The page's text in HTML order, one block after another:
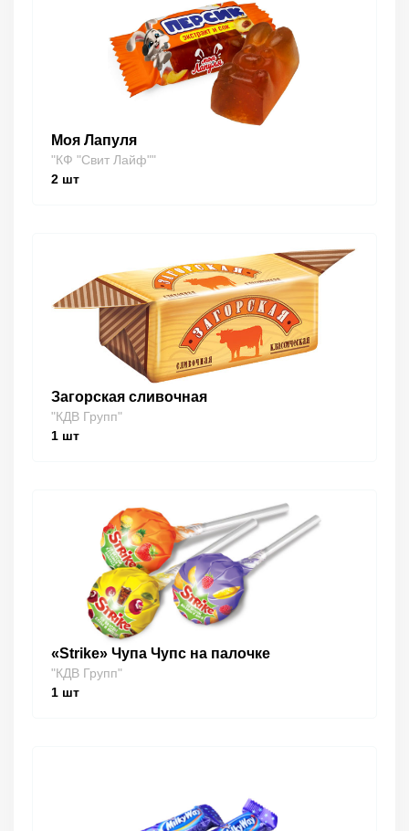
Моя Лапуля
"КФ "Свит Лайф""
2 шт
Загорская сливочная
"КДВ Групп"
1 шт
«Strike» Чупа Чупс на палочке
"КДВ Групп"
1 шт